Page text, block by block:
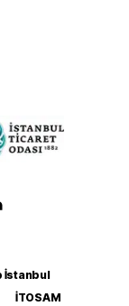
İstanbul
İTOSAM